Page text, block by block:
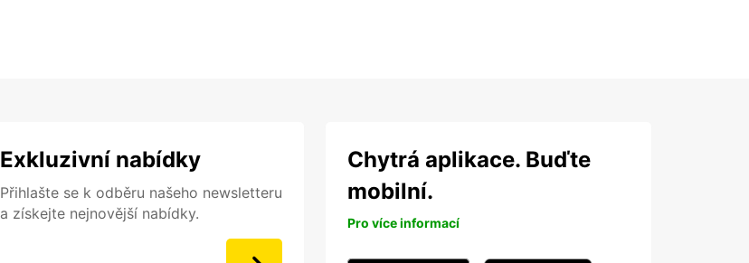
Exkluzivní nabídky
Přihlašte se k odběru našeho newsletteru
a získejte nejnovější nabídky.
Chytrá aplikace. Buďte
mobilní.
Pro více informací